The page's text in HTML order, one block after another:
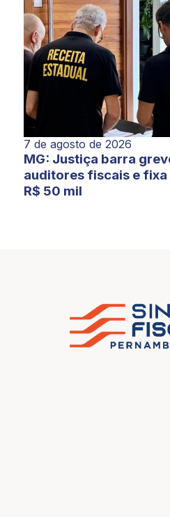
7 de agosto de 2026
MG: Justiça barra
auditores fiscais e fixa
R$ 50 mil